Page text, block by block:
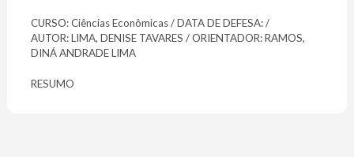
CURSO: Ciências Econômicas / DATA DE DEFESA: /
AUTOR: LIMA, DENISE TAVARES / ORIENTADOR: RAMOS,
DINÁ ANDRADE LIMA
RESUMO